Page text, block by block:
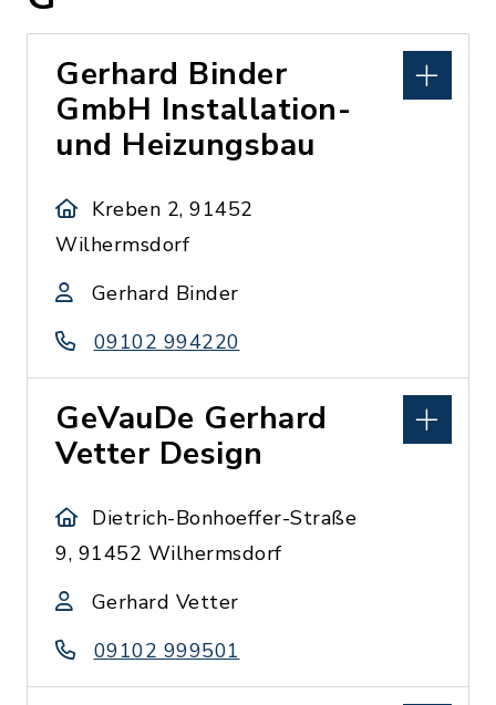
Gerhard Binder
GmbH Installation-
und Heizungsbau
Kreben 2, 91452
Wilhermsdorf
Gerhard Binder
09102 994220
GeVauDe Gerhard
Vetter Design
Dietrich-Bonhoeffer-Straße
9, 91452 Wilhermsdorf
Gerhard Vetter
09102 999501